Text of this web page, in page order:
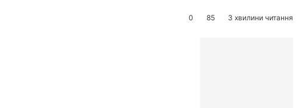
0 85 3 хвилини читання